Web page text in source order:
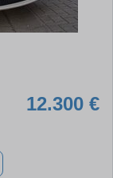
12.300 €